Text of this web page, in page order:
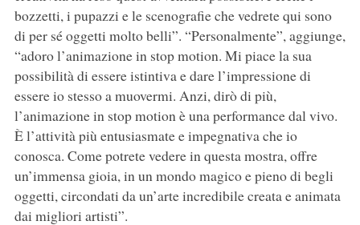
bozzetti, i pupazzi e le scenografie che vedrete qui sono
di per sé oggetti molto belli”. “Personalmente”, aggiunge,
“adoro l’animazione in stop motion. Mi piace la sua
possibilità di essere istintiva e dare l’impressione di
essere io stesso a muovermi. Anzi, dirò di più,
l’animazione in stop motion è una performance dal vivo.
È l’attività più entusiasmate e impegnativa che io
conosca. Come potrete vedere in questa mostra, offre
un’immensa gioia, in un mondo magico e pieno di begli
oggetti, circondati da un’arte incredibile creata e animata
dai migliori artisti”.